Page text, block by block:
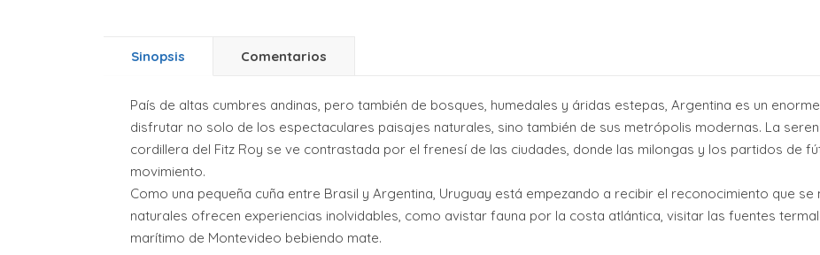
Sinopsis Comentarios
País de altas cumbres andinas, pero también de bosques, humedales y áridas estepas, Argentina es un
disfrutar no solo de los espectaculares paisajes naturales, sino también de sus metrópolis modernas. La
cordillera del Fitz Roy se ve contrastada por el frenesí de las ciudades, donde las milongas y los partidos de
movimiento.
Como una pequeña cuña entre Brasil y Argentina, Uruguay está empezando a recibir el reconocimiento que
naturales ofrecen experiencias inolvidables, como avistar fauna por la costa atlántica, visitar las fuentes
marítimo de Montevideo bebiendo mate.